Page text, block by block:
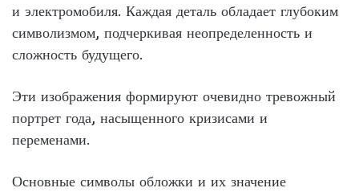
и электромобиля. Каждая деталь обладает глубоким
символизмом, подчеркивая неопределенность и
сложность будущего.
Эти изображения формируют очевидно тревожный
портрет года, насыщенного кризисами и
переменами.
Основные символы обложки и их значение